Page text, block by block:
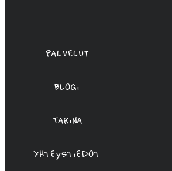
Oy
Palvelut
Blogi
Tarina
Yhteystiedot